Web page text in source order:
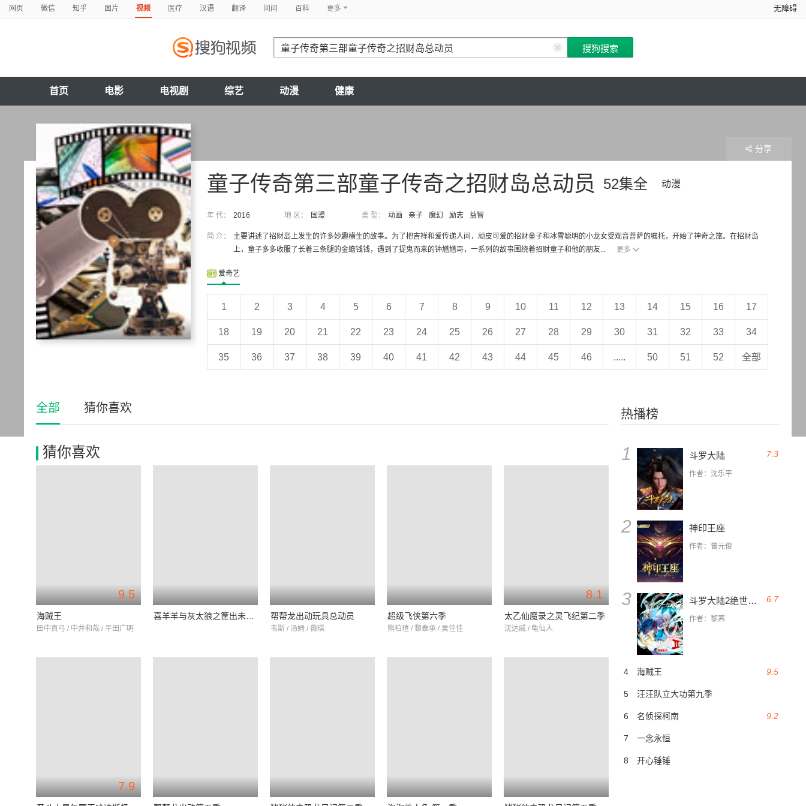
网页 微信 知乎 图片 视频 医疗 汉语 翻译 问问 百科 更多 无障碍
首页 电影 电视剧 综艺 动漫 健康
52集全 动漫
童子传奇第三部童子传奇之招财岛总动员
年 代： 2016 地 区： 国漫 类 型： 动画 亲子 魔幻 励志 益智
简 介：
主要讲述了招财岛上发生的许多妙趣横生的故事。为了把吉祥和爱传递人间，顽皮可爱的招财童子和冰雪聪明的小龙女受观音菩萨的嘱托，开始了神奇之旅。在招财岛
上，童子多多收服了长着三条腿的金蟾钱钱，遇到了捉鬼而来的钟馗馗哥，一系列的故事围绕着招财童子和他的朋友...
更多
爱奇艺
1 2 3 4 5 6 7 8 9 10 11 12 13 14 15 16 17
18 19 20 21 22 23 24 25 26 27 28 29 30 31 32 33 34
35 36 37 38 39 40 41 42 43 44 45 46 ..... 50 51 52 全部
分享
热播榜
7.3
1 斗罗大陆
作者：沈乐平
2 神印王座
作者：曾元俊
6.7
3 斗罗大陆2绝世唐门
作者：黎茜
9.5
4 海贼王
5 汪汪队立大功第九季
9.2
6 名侦探柯南
7 一念永恒
8 开心锤锤
全部 猜你喜欢
猜你喜欢
9.5
海贼王
田中真弓 / 中井和哉 / 平田广明
帮帮龙出动玩具总动员
韦斯 / 汤姆 / 薇琪
超级飞侠第六季
熊柏瑄 / 黎泰承 / 吴佳佳
8.1
太乙仙魔录之灵飞纪第二季
沈达威 / 龟仙人
7.9